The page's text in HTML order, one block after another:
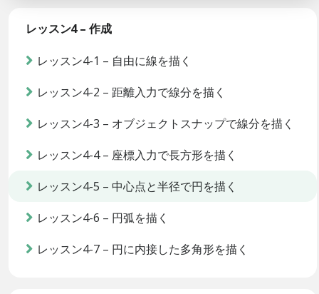
レッスン4 – 作成
レッスン4-1 – 自由に線を描く
レッスン4-2 – 距離入力で線分を描く
レッスン4-3 – オブジェクトスナップで線分を描く
レッスン4-4 – 座標入力で長方形を描く
レッスン4-5 – 中心点と半径で円を描く
レッスン4-6 – 円弧を描く
レッスン4-7 – 円に内接した多角形を描く